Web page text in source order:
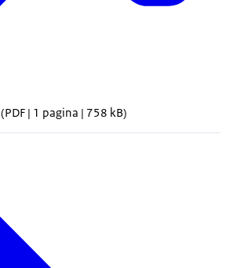
(PDF | 1 pagina | 758 kB)